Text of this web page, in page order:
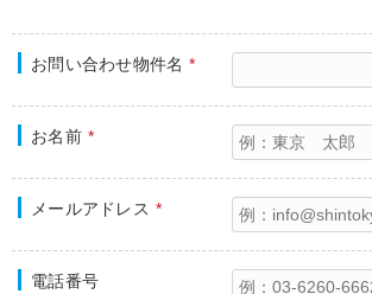
お問い合わせ物件名 *
お名前 *
メールアドレス *
電話番号